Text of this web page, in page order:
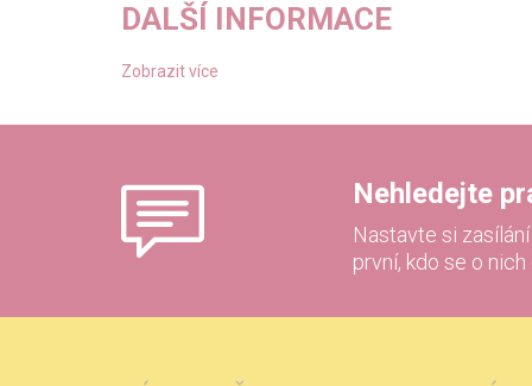
DALŠÍ INFORMACE
Zobrazit více
Nehledejte
Nastavte si
první, kdo se o nich